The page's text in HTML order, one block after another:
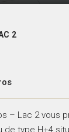
2
– Lac 2 vous
de type H+4